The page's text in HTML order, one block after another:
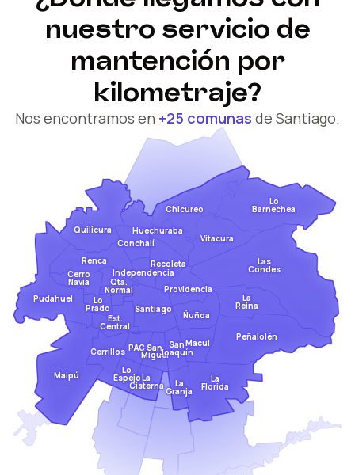
Chicureo
Maipú
Cerrillos
Est.
Central
Pudahuel Lo
Prado
Cerro
Navia
Santiago
Renca
Qta.
Normal
Recoleta
Independencia
Quilicura
Conchalí
La
Cisterna
Lo
Espejo
PACSan
Miguel
La
Granja
San
Joaquín
Providencia
Ñuñoa
La
Reina
Macul
La
Florida
Peñalolén
Las
Condes
Vitacura
Lo
Barnechea
Huechuraba
nuestro servicio de
mantención por
kilometraje?
Nos encontramos en +25 comunas de Santiago.